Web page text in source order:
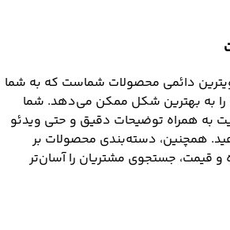
دائمی محصولات شماست که به شما
را به بهترین شکل ممکن می‌دهد. شما
به همراه توضیحات دقیق و حتی ویدئو
همچنین، دسته‌بندی محصولات بر
و قیمت، جستجوی مشتریان را آسان‌تر